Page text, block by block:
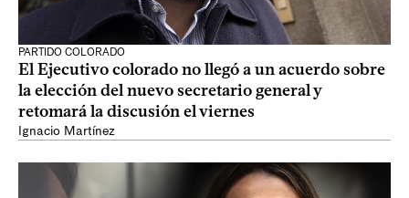
PARTIDO COLORADO
El Ejecutivo colorado no llegó a un acuerdo sobre
la elección del nuevo secretario general y
retomará la discusión el viernes
Ignacio Martínez